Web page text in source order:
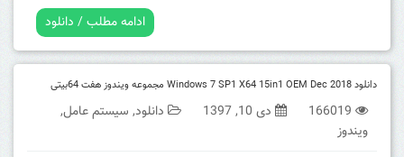
ادامه مطلب / دانلود
دانلود Windows 7 SP1 X64 15in1 OEM Dec 2018 مجموعه ویندوز هفت 64بیتی
166019 دی 10, 1397 دانلود, سیستم عامل,
ویندوز